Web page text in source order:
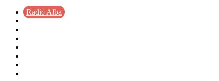
Radio Alba